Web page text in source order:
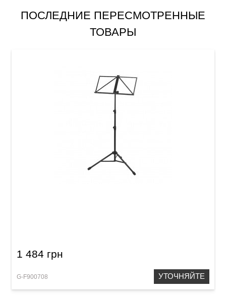
ПОСЛЕДНИЕ ПЕРЕСМОТРЕННЫЕ
ТОВАРЫ
1 484 грн
G-F900708 УТОЧНЯЙТЕ